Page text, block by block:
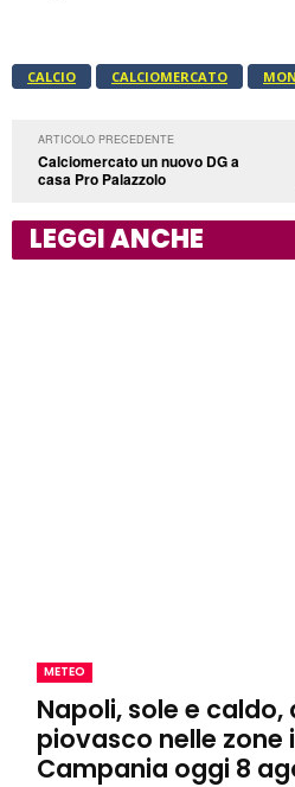
CALCIO CALCIOMERCATO
ARTICOLO PRECEDENTE
Calciomercato un nuovo DG a
casa Pro Palazzolo
LEGGI ANCHE
METEO
Napoli, sole e caldo,
piovasco nelle zone
Campania oggi 8